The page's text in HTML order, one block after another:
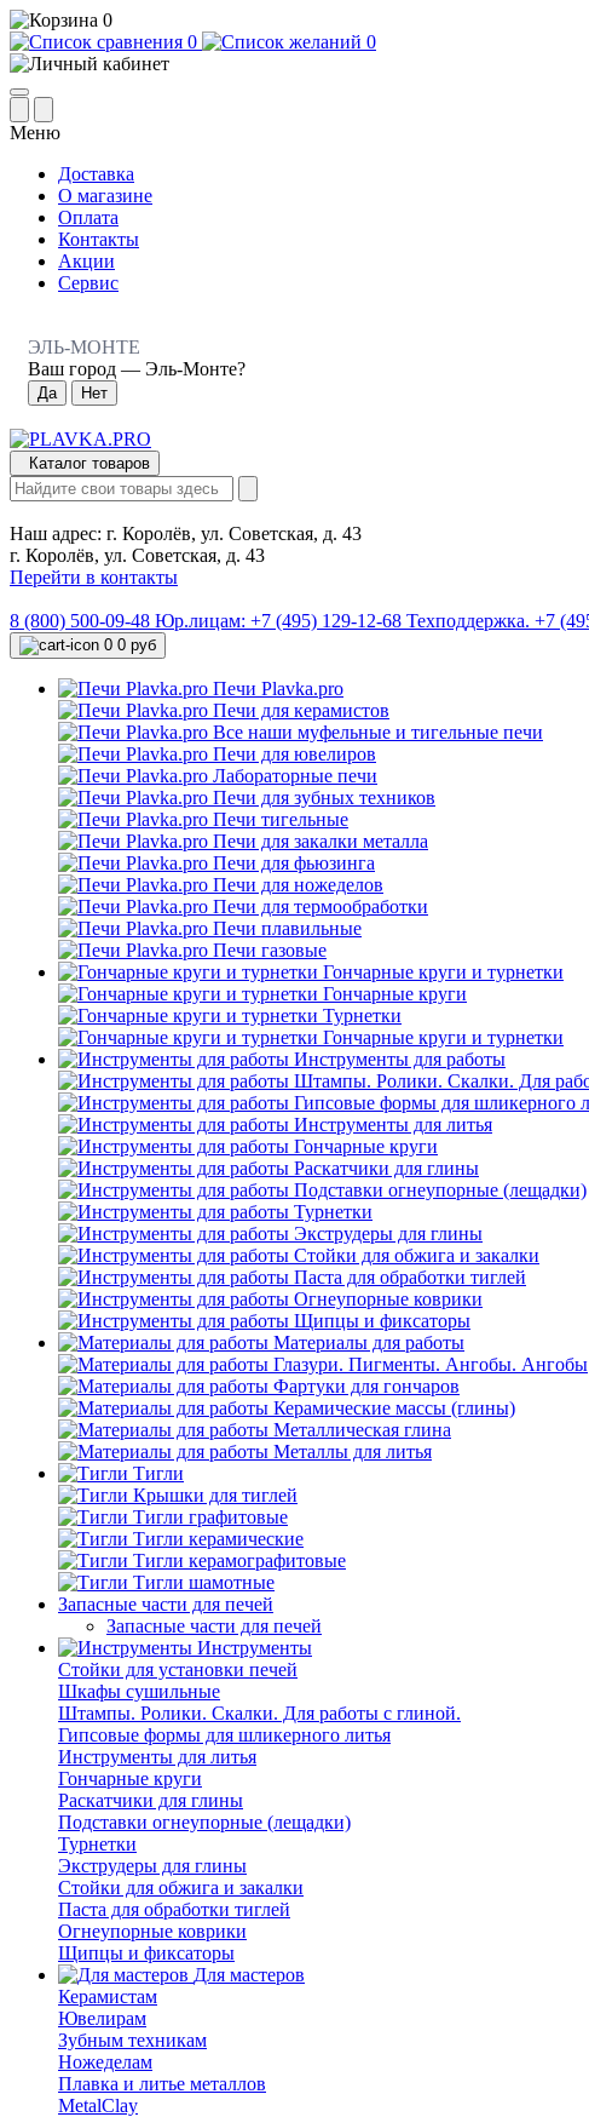
0
0
0
Меню
Доставка
О магазине
Оплата
Контакты
Акции
Сервис
ЭЛЬ-МОНТЕ
Ваш город — Эль-Монте?
Каталог товаров
Наш адрес: г. Королёв, ул. Советская, д. 43
г. Королёв, ул. Советская, д. 43
Перейти в контакты
8 (800) 500-09-48 Юр.лицам: +7 (495) 129-12-68 Техподдержка. +7
0 0 руб
Печи Plavka.pro
Печи для керамистов
Все наши муфельные и тигельные печи
Печи для ювелиров
Лабораторные печи
Печи для зубных техников
Печи тигельные
Печи для закалки металла
Печи для фьюзинга
Печи для ножеделов
Печи для термообработки
Печи плавильные
Печи газовые
Гончарные круги и турнетки
Гончарные круги
Турнетки
Гончарные круги и турнетки
Инструменты для работы
Штампы. Ролики. Скалки. Для
Гипсовые формы для шликерного
Инструменты для литья
Гончарные круги
Раскатчики для глины
Подставки огнеупорные (лещадки)
Турнетки
Экструдеры для глины
Стойки для обжига и закалки
Паста для обработки тиглей
Огнеупорные коврики
Щипцы и фиксаторы
Материалы для работы
Глазури. Пигменты. Ангобы. Ангобы
Фартуки для гончаров
Керамические массы (глины)
Металлическая глина
Металлы для литья
Тигли
Крышки для тиглей
Тигли графитовые
Тигли керамические
Тигли керамографитовые
Тигли шамотные
Запасные части для печей
Запасные части для печей
Инструменты
Стойки для установки печей
Шкафы сушильные
Штампы. Ролики. Скалки. Для работы с глиной.
Гипсовые формы для шликерного литья
Инструменты для литья
Гончарные круги
Раскатчики для глины
Подставки огнеупорные (лещадки)
Турнетки
Экструдеры для глины
Стойки для обжига и закалки
Паста для обработки тиглей
Огнеупорные коврики
Щипцы и фиксаторы
Для мастеров
Керамистам
Ювелирам
Зубным техникам
Ножеделам
Плавка и литье металлов
MetalClay